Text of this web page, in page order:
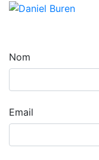
Nom
Email